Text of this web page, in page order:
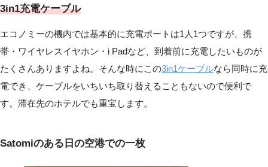
3in1充電ケーブル
エコノミーの機内では基本的に充電ポートは1人1つですが、携
帯・ワイヤレスイヤホン・i Padなど、到着前に充電したいものが
たくさんありますよね。そんな時にこの3in1ケーブルなら同時に充
電でき、ケーブルをいちいち取り替えることもないので便利で
す。滞在先のホテルでも重宝します。
Satomiのある日の空港での一枚